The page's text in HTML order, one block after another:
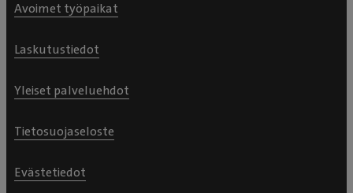
Avoimet työpaikat
Laskutustiedot
Yleiset palveluehdot
Tietosuojaseloste
Evästetiedot